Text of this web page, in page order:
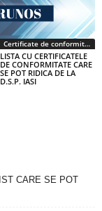
Certificate de conformitate
LISTA CU CERTIFICATELE
DE CONFORMITATE CARE
SE POT RIDICA DE LA
D.S.P. IASI
CARE SE POT